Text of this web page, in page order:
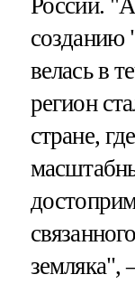
России.
созданию
велась в
регион
стране,
земляка",